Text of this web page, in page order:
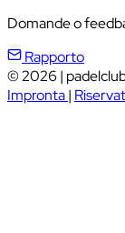
Domande o
Rapporto
© 2026 |
Impronta|